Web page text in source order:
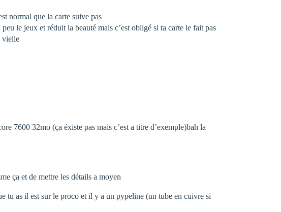
normal que la carte suive pas
le jeux et réduit la beauté mais c’est obligé si ta carte le fait pas
vielle
7600 32mo (ça éxiste pas mais c’est a titre d’exemple)bah la
ça et de mettre les détails a moyen
tu as il est sur le proco et il y a un pypeline (un tube en cuivre si